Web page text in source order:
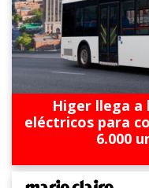
Higer llega a
eléctricos para
6.000